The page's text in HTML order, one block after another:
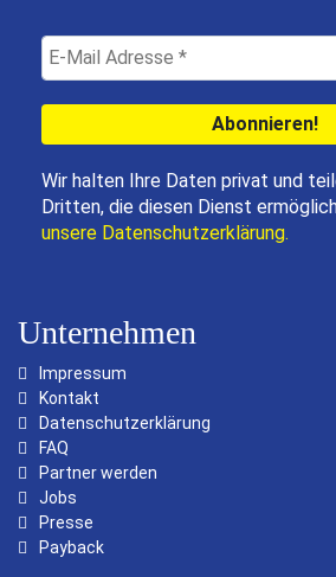
Wir halten Ihre Daten privat und
Dritten, die diesen Dienst
unsere Datenschutzerklärung.
Unternehmen
Impressum
Kontakt
Datenschutzerklärung
FAQ
Partner werden
Jobs
Presse
Payback